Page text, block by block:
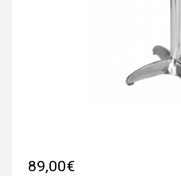
89,00€